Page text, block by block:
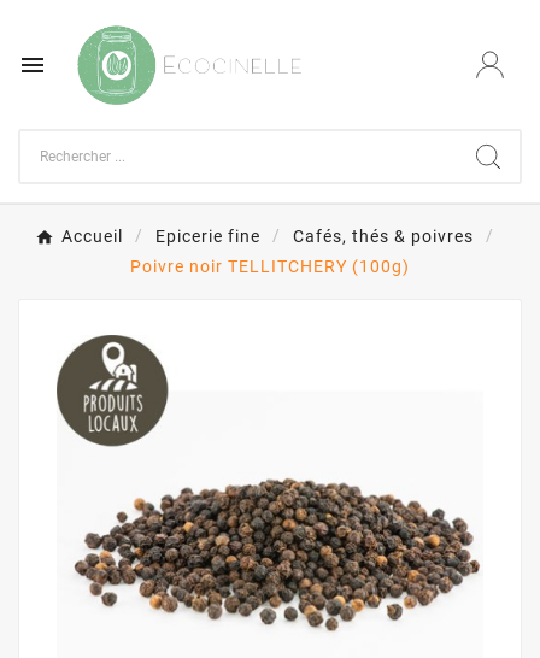

Accueil Epicerie fine
Cafés, thés & poivres
Poivre noir TELLITCHERY (100g)